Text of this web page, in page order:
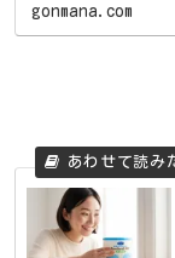
gonmana.com